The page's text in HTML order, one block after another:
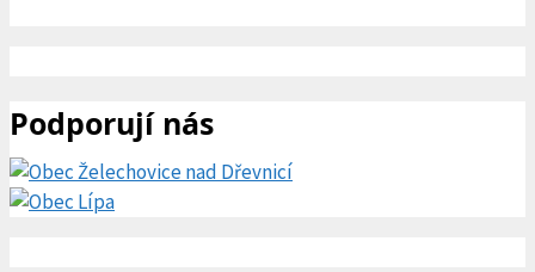
Podporují nás